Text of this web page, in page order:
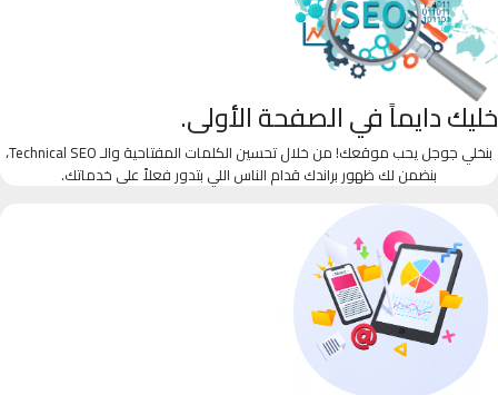
خليك دايماً في الصفحة الأولى.
بنخلي جوجل يحب موقعك! من خلال تحسين الكلمات المفتاحية والـ Technical SEO،
بنضمن لك ظهور براندك قدام الناس اللي بتدور فعلاً على خدماتك.